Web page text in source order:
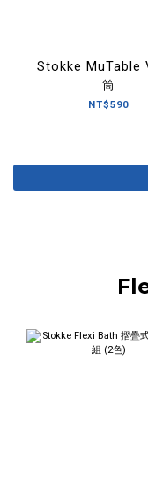
Stokke MuTable
筒
NT$590